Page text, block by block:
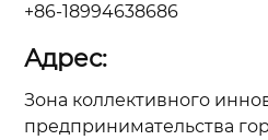
+86-18994638686
Адрес:
Зона коллективного
предпринимательства